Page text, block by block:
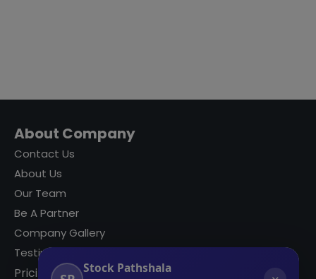
About Company
Contact Us
About Us
Our Team
Be A Partner
Company Gallery
Testimonials
Pricing Stock Pathshala